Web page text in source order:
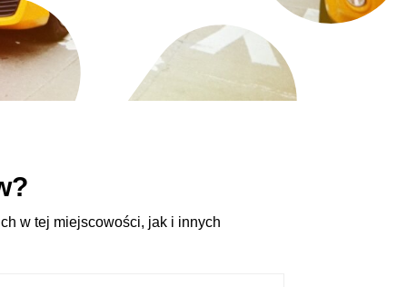
w tej miejscowości, jak i innych